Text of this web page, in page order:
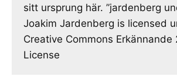
sitt ursprung här. ”jardenberg
Joakim Jardenberg is licensed
Creative Commons Erkännande
License